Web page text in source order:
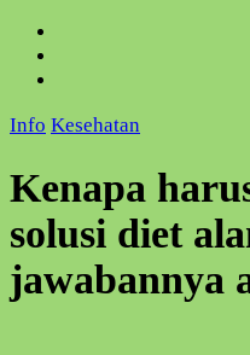
Info Kesehatan
Kenapa
solusi diet
jawabannya